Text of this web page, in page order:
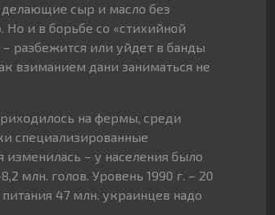
делающие сыр и масло без
и в борьбе со «стихийной
– разбежится или уйдет в банды
взиманием дани заниматься не
на фермы, среди
специализированные
изменилась – у населения было
млн. голов. Уровень 1990 г. – 20
47 млн. украинцев надо